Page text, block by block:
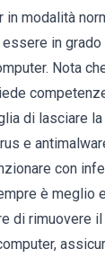
in modalità
in
Nota
di lasciare
e
con
è meglio
di rimuovere